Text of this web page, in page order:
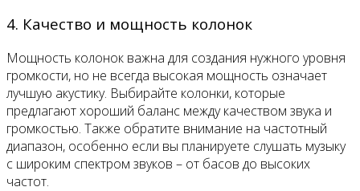
4. Качество и мощность колонок
Мощность колонок важна для создания нужного уровня
громкости, но не всегда высокая мощность означает
лучшую акустику. Выбирайте колонки, которые
предлагают хороший баланс между качеством звука и
громкостью. Также обратите внимание на частотный
диапазон, особенно если вы планируете слушать музыку
с широким спектром звуков – от басов до высоких
частот.